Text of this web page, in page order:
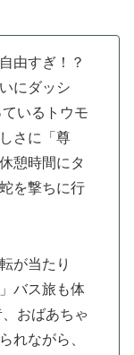
由すぎ！？
にダッシ
いるトウモ
さに「尊
憩時間にタ
を撃ちに行
が当たり
バス旅も体
おばあちゃ
れながら、